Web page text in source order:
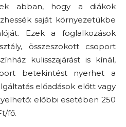
abban, hogy a diákok
saját környezetükbe
Ezek a foglalkozások
összeszokott csoport
kulisszajárást is kínál,
betekintést nyerhet a
előadások előtt vagy
előbbi esetében 250
fő.